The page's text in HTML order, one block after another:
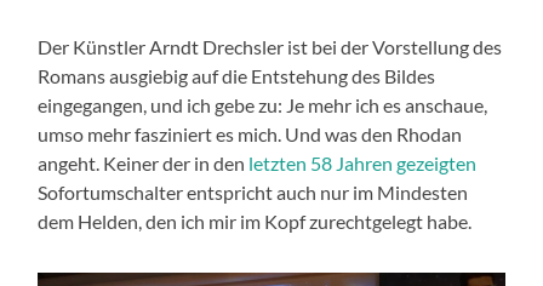
Der Künstler Arndt Drechsler ist bei der Vorstellung des
Romans ausgiebig auf die Entstehung des Bildes
eingegangen, und ich gebe zu: Je mehr ich es anschaue,
umso mehr fasziniert es mich. Und was den Rhodan
angeht. Keiner der in den letzten 58 Jahren gezeigten
Sofortumschalter entspricht auch nur im Mindesten
dem Helden, den ich mir im Kopf zurechtgelegt habe.